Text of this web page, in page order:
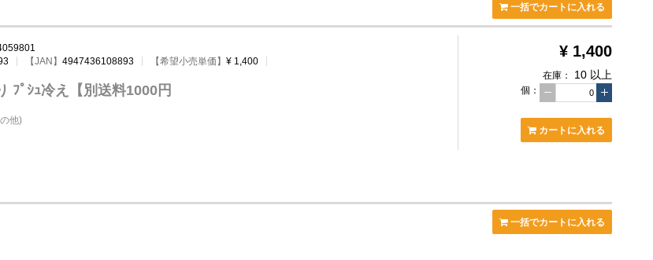
一括でカートに入れる
【JAN】 4947436108893 【希望小売単価】 ¥ 1,400
ﾌﾟｼｭ冷え【別送料1000円
他)
¥ 1,400
在庫： 10 以上
個 ：
カートに入れる
一括でカートに入れる